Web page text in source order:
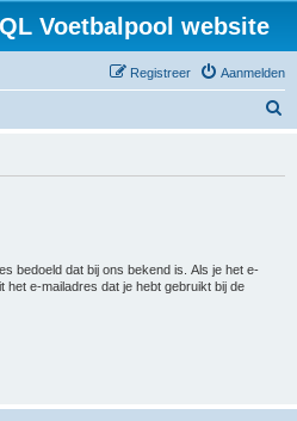
Voetbalpool website
Aanmelden
Registreer
bedoeld dat bij ons bekend is. Als je het e-
het e-mailadres dat je hebt gebruikt bij de